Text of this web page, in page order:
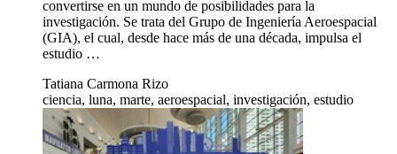
convertirse en un mundo de posibilidades para la
investigación. Se trata del Grupo de Ingeniería Aeroespacial
(GIA), el cual, desde hace más de una década, impulsa el
estudio …
Tatiana Carmona Rizo
ciencia, luna, marte, aeroespacial, investigación, estudio